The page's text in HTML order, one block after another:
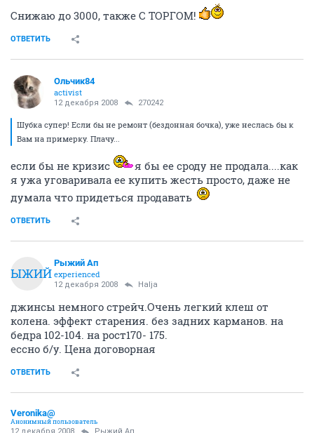
Снижаю до 3000, также С ТОРГОМ!
ОТВЕТИТЬ
Ольчик84
activist
12 декабря 2008 270242
Шубка супер! Если бы не ремонт (бездонная бочка), уже неслась бы к
Вам на примерку. Плачу...
если бы не кризис
я бы ее сроду не продала....как
я ужа уговаривала ее купить жесть просто, даже не
думала что придеться продавать
ОТВЕТИТЬ
РЫЖИЙ
Рыжий Ап
experienced
12 декабря 2008 Halja
джинсы немного стрейч.Очень легкий клеш от
колена. эффект старения. без задних карманов. на
бедра 102-104. на рост170- 175.
ессно б/у. Цена договорная
ОТВЕТИТЬ
Veronika@
Анонимный пользователь
12 декабря 2008 Рыжий Ап